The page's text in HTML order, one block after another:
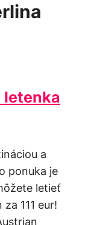
letenka
a
ponuka je
letieť
111 eur!